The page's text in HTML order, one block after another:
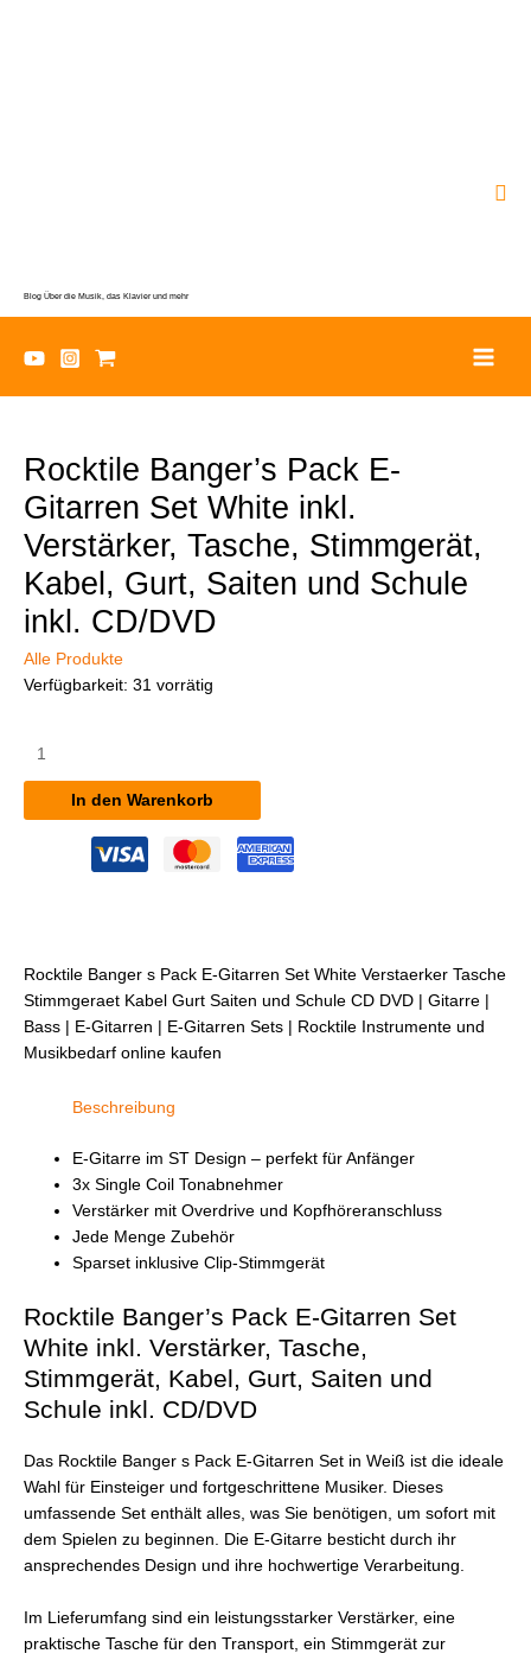
Blog Über die Musik, das Klavier und mehr
Rocktile Banger’s Pack E-
Gitarren Set White inkl.
Verstärker, Tasche, Stimmgerät,
Kabel, Gurt, Saiten und Schule
inkl. CD/DVD
Alle Produkte
Verfügbarkeit: 31 vorrätig
Banger's
E-
Tasche,
Stimmgerät,
Kabel,
Gurt,
CD/DVD
Menge
In den Warenkorb
Rocktile Banger s Pack E-Gitarren Set White Verstaerker Tasche
Stimmgeraet Kabel Gurt Saiten und Schule CD DVD | Gitarre |
Bass | E-Gitarren | E-Gitarren Sets | Rocktile Instrumente und
Musikbedarf online kaufen
Beschreibung
E-Gitarre im ST Design – perfekt für Anfänger
3x Single Coil Tonabnehmer
Verstärker mit Overdrive und Kopfhöreranschluss
Jede Menge Zubehör
Sparset inklusive Clip-Stimmgerät
Rocktile Banger’s Pack E-Gitarren Set
White inkl. Verstärker, Tasche,
Stimmgerät, Kabel, Gurt, Saiten und
Schule inkl. CD/DVD
Das Rocktile Banger s Pack E-Gitarren Set in Weiß ist die ideale
Wahl für Einsteiger und fortgeschrittene Musiker. Dieses
umfassende Set enthält alles, was Sie benötigen, um sofort mit
dem Spielen zu beginnen. Die E-Gitarre besticht durch ihr
ansprechendes Design und ihre hochwertige Verarbeitung.
Im Lieferumfang sind ein leistungsstarker Verstärker, eine
praktische Tasche für den Transport, ein Stimmgerät zur